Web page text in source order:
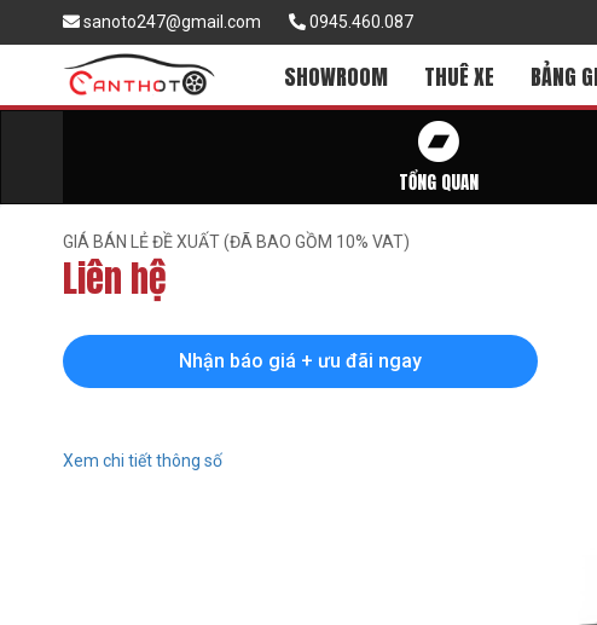
sanoto247@gmail.com 0945.460.087
SHOWROOM THUÊ XE BẢNG
TỔNG QUAN
GIÁ BÁN LẺ ĐỀ XUẤT (ĐÃ BAO GỒM 10% VAT)
Liên hệ
Nhận báo giá + ưu đãi ngay
Xem chi tiết thông số